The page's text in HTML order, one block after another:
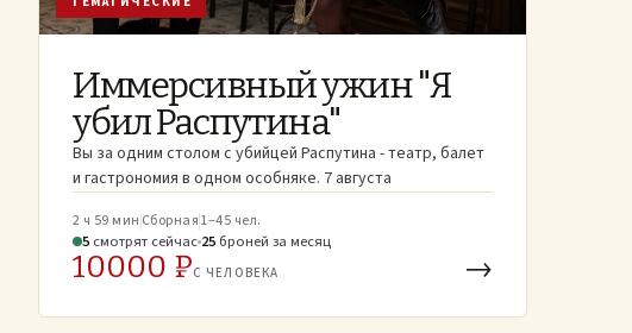
Иммерсивный ужин "Я
убил Распутина"
Вы за одним столом с убийцей Распутина - театр, балет
и гастрономия в одном особняке. 7 августа
2 ч 59 мин Сборная1–45 чел.
5 смотрят сейчас 25 броней за месяц
10000 ₽С ЧЕЛОВЕКА →